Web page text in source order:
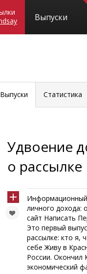
Выпуски
Выпуски Статистика
Удвоение
о рассылке
Информационный
личного дохода:
сайт Написать
Это первый
рассылке: кто я,
себе Живу в
России. Окончил
экономический